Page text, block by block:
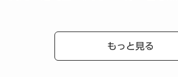
もっと見る